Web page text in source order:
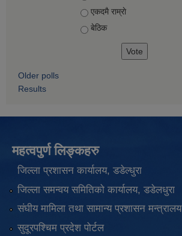
एकदमै राम्राे
बेठिक
Older polls
Results
महत्वपुर्ण लिङ्कहरु
जिल्ला प्रशासन कार्यालय, डडेल्धुरा
जिल्ला समन्वय समितिको कार्यालय, डडेलधुरा
संघीय मामिला तथा सामान्य प्रशासन मन्त्रालय
सुदूरपश्चिम प्रदेश पोर्टल